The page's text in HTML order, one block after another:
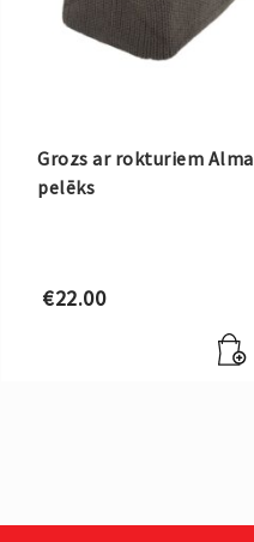
Grozs ar rokturiem Alma
pelēks
€22.00